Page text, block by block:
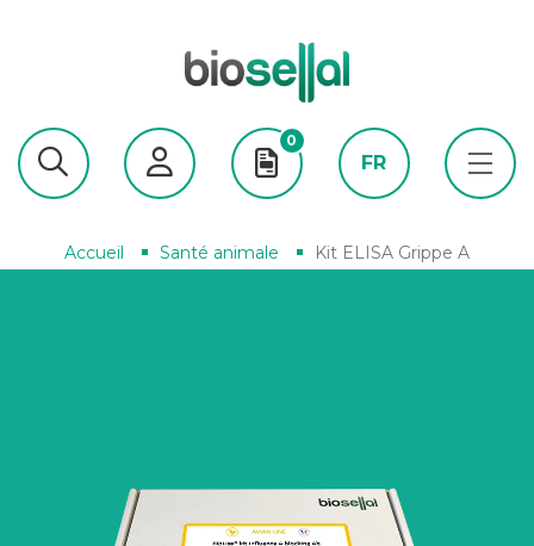
0
FR
Accueil Santé animale Kit ELISA Grippe A